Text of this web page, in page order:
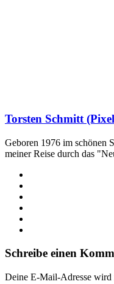
Torsten Schmitt
Geboren 1976 im schönen
meiner Reise durch das
Schreibe einen
Deine E-Mail-Adresse